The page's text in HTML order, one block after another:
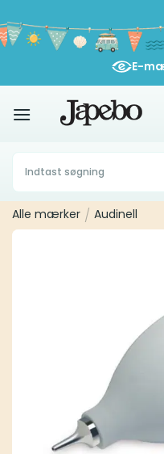
til
indhold
E-
Søg
efter:
Alle mærker / Audinell